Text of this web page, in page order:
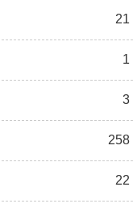
21
1
3
258
22